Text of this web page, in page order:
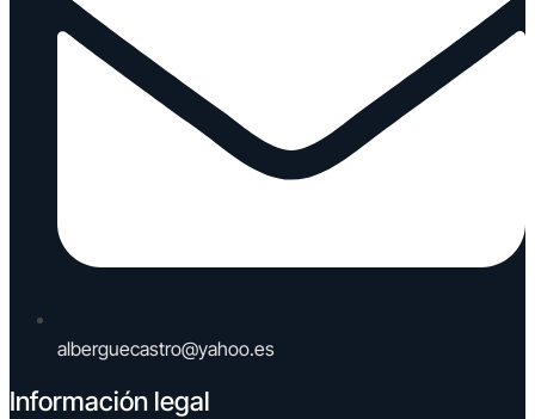
alberguecastro@yahoo.es
Información legal